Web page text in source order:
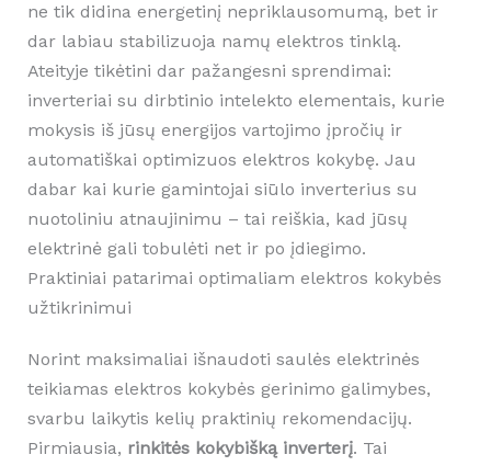
ne tik didina energetinį nepriklausomumą, bet ir
dar labiau stabilizuoja namų elektros tinklą.
Ateityje tikėtini dar pažangesni sprendimai:
inverteriai su dirbtinio intelekto elementais, kurie
mokysis iš jūsų energijos vartojimo įpročių ir
automatiškai optimizuos elektros kokybę. Jau
dabar kai kurie gamintojai siūlo inverterius su
nuotoliniu atnaujinimu – tai reiškia, kad jūsų
elektrinė gali tobulėti net ir po įdiegimo.
Praktiniai patarimai optimaliam elektros kokybės
užtikrinimui
Norint maksimaliai išnaudoti saulės elektrinės
teikiamas elektros kokybės gerinimo galimybes,
svarbu laikytis kelių praktinių rekomendacijų.
Pirmiausia, rinkitės kokybišką inverterį. Tai